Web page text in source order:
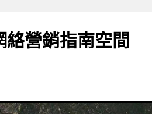
絡營銷指南空間